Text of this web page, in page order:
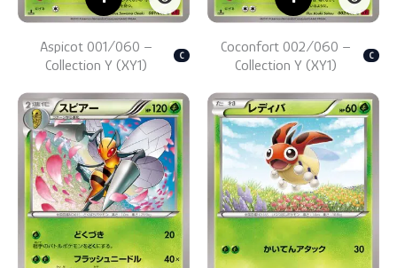
Aspicot 001/060 –
Collection Y (XY1)
C
Coconfort 002/060 –
Collection Y (XY1)
C